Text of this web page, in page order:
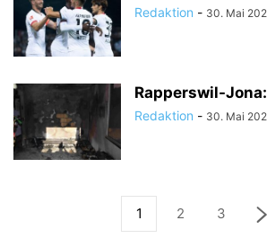
Redaktion - 30. Mai
Rapperswil-
Redaktion - 30. Mai
1 2 3